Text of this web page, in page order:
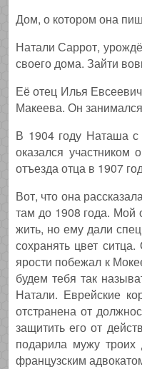
Дом, о котором она
Натали Саррот,
своего дома. Зайти
Её отец Илья
Макеева. Он
В 1904 году Наташа с
оказался
отъезда отца в 1907
Вот, что она
там до 1908 года. Мой
жить, но ему дали
сохранять цвет
ярости побежал к
будем тебя так
Натали. Еврейские
отстранена от
защитить его от
подарила мужу
французским